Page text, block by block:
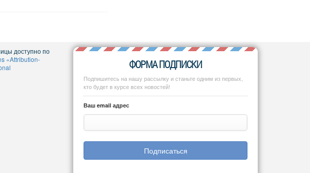
доступно по
«Attribution-
ФОРМА ПОДПИСКИ
Подпишитесь на нашу рассылку и станьте одним из первых,
кто будет в курсе всех новостей!
Ваш email адрес
Подписаться